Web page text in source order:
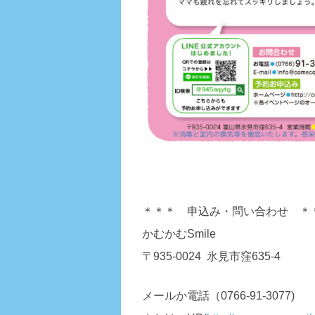
＊＊＊ 申込み・問い合わせ ＊
かむかむSmile
〒935-0024 氷見市窪635-4
メールか電話（0766-91-3077)